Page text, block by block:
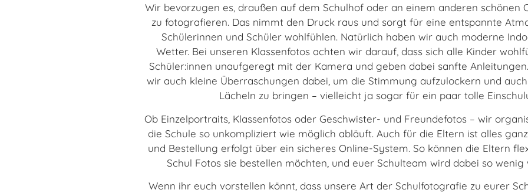
Wir bevorzugen es, draußen auf dem Schulhof oder an einem anderen schönen
zu fotografieren. Das nimmt den Druck raus und sorgt für eine entspannte
Schülerinnen und Schüler wohlfühlen. Natürlich haben wir auch moderne
Wetter. Bei unseren Klassenfotos achten wir darauf, dass sich alle Kinder
Schüler:innen unaufgeregt mit der Kamera und geben dabei sanfte
wir auch kleine Überraschungen dabei, um die Stimmung aufzulockern und
Lächeln zu bringen – vielleicht ja sogar für ein paar tolle
Ob Einzelportraits, Klassenfotos oder Geschwister- und Freundefotos – wir
die Schule so unkompliziert wie möglich abläuft. Auch für die Eltern ist alles
und Bestellung erfolgt über ein sicheres Online-System. So können die Eltern
Schul Fotos sie bestellen möchten, und euer Schulteam wird dabei so
Wenn ihr euch vorstellen könnt, dass unsere Art der Schulfotografie zu eurer